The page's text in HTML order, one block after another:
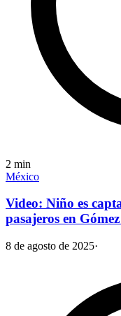
2 min
México
Video: Niño es
pasajeros en
8 de agosto de 2025·